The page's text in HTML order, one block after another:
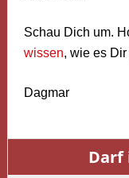
Schau Dich um.
wissen, wie es
Dagmar
Darf